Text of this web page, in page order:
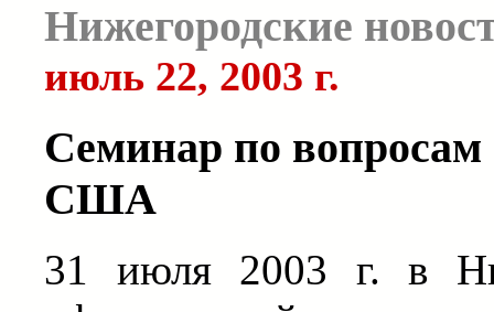
Нижегородские
июль 22, 2003 г.
Семинар по вопросам
США
31 июля 2003 г. в